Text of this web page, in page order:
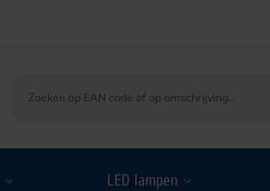
LED lampen